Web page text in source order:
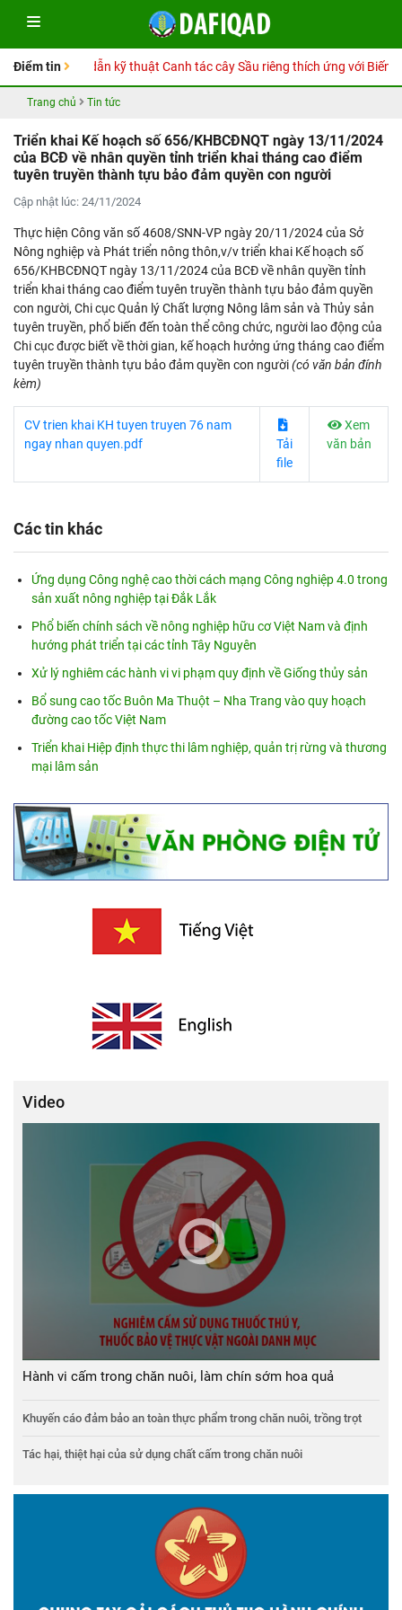
Điểm tin
Sổ tay Hướng dẫn kỹ thuật Canh tác cây Sầu riêng thích ứng với Biến
Trang chủ Tin tức
Triển khai Kế hoạch số 656/KHBCĐNQT ngày 13/11/2024
của BCĐ về nhân quyền tỉnh triển khai tháng cao điểm
tuyên truyền thành tựu bảo đảm quyền con người
Cập nhật lúc: 24/11/2024
Thực hiện Công văn số 4608/SNN-VP ngày 20/11/2024 của Sở
Nông nghiệp và Phát triển nông thôn,v/v triển khai Kế hoạch số
656/KHBCĐNQT ngày 13/11/2024 của BCĐ về nhân quyền tỉnh
triển khai tháng cao điểm tuyên truyền thành tựu bảo đảm quyền
con người, Chi cục Quản lý Chất lượng Nông lâm sản và Thủy sản
tuyên truyền, phổ biến đến toàn thể công chức, người lao động của
Chi cục được biết về thời gian, kế hoạch hưởng ứng tháng cao điểm
tuyên truyền thành tựu bảo đảm quyền con người(có văn bản đính
kèm)
CV trien khai KH tuyen truyen 76 nam
ngay nhan quyen.pdf
Tải
file
Xem
văn bản
Các tin khác
Ứng dụng Công nghệ cao thời cách mạng Công nghiệp 4.0 trong
sản xuất nông nghiệp tại Đắk Lắk
Phổ biến chính sách về nông nghiệp hữu cơ Việt Nam và định
hướng phát triển tại các tỉnh Tây Nguyên
Xử lý nghiêm các hành vi vi phạm quy định về Giống thủy sản
Bổ sung cao tốc Buôn Ma Thuột – Nha Trang vào quy hoạch
đường cao tốc Việt Nam
Triển khai Hiệp định thực thi lâm nghiệp, quản trị rừng và thương
mại lâm sản
Video
Hành vi cấm trong chăn nuôi, làm chín sớm hoa quả
Khuyến cáo đảm bảo an toàn thực phẩm trong chăn nuôi, trồng trọt
Tác hại, thiệt hại của sử dụng chất cấm trong chăn nuôi